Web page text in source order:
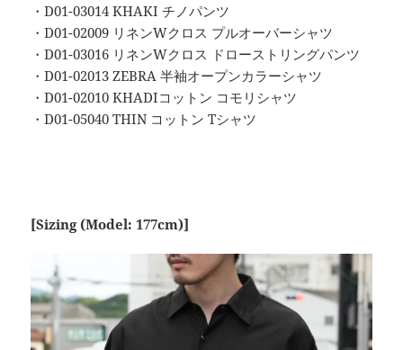
・D01-03014 KHAKI チノパンツ
・D01-02009 リネンWクロス プルオーバーシャツ
・D01-03016 リネンWクロス ドローストリングパンツ
・D01-02013 ZEBRA 半袖オープンカラーシャツ
・D01-02010 KHADIコットン コモリシャツ
・D01-05040 THIN コットン Tシャツ
[Sizing (Model: 177cm)]